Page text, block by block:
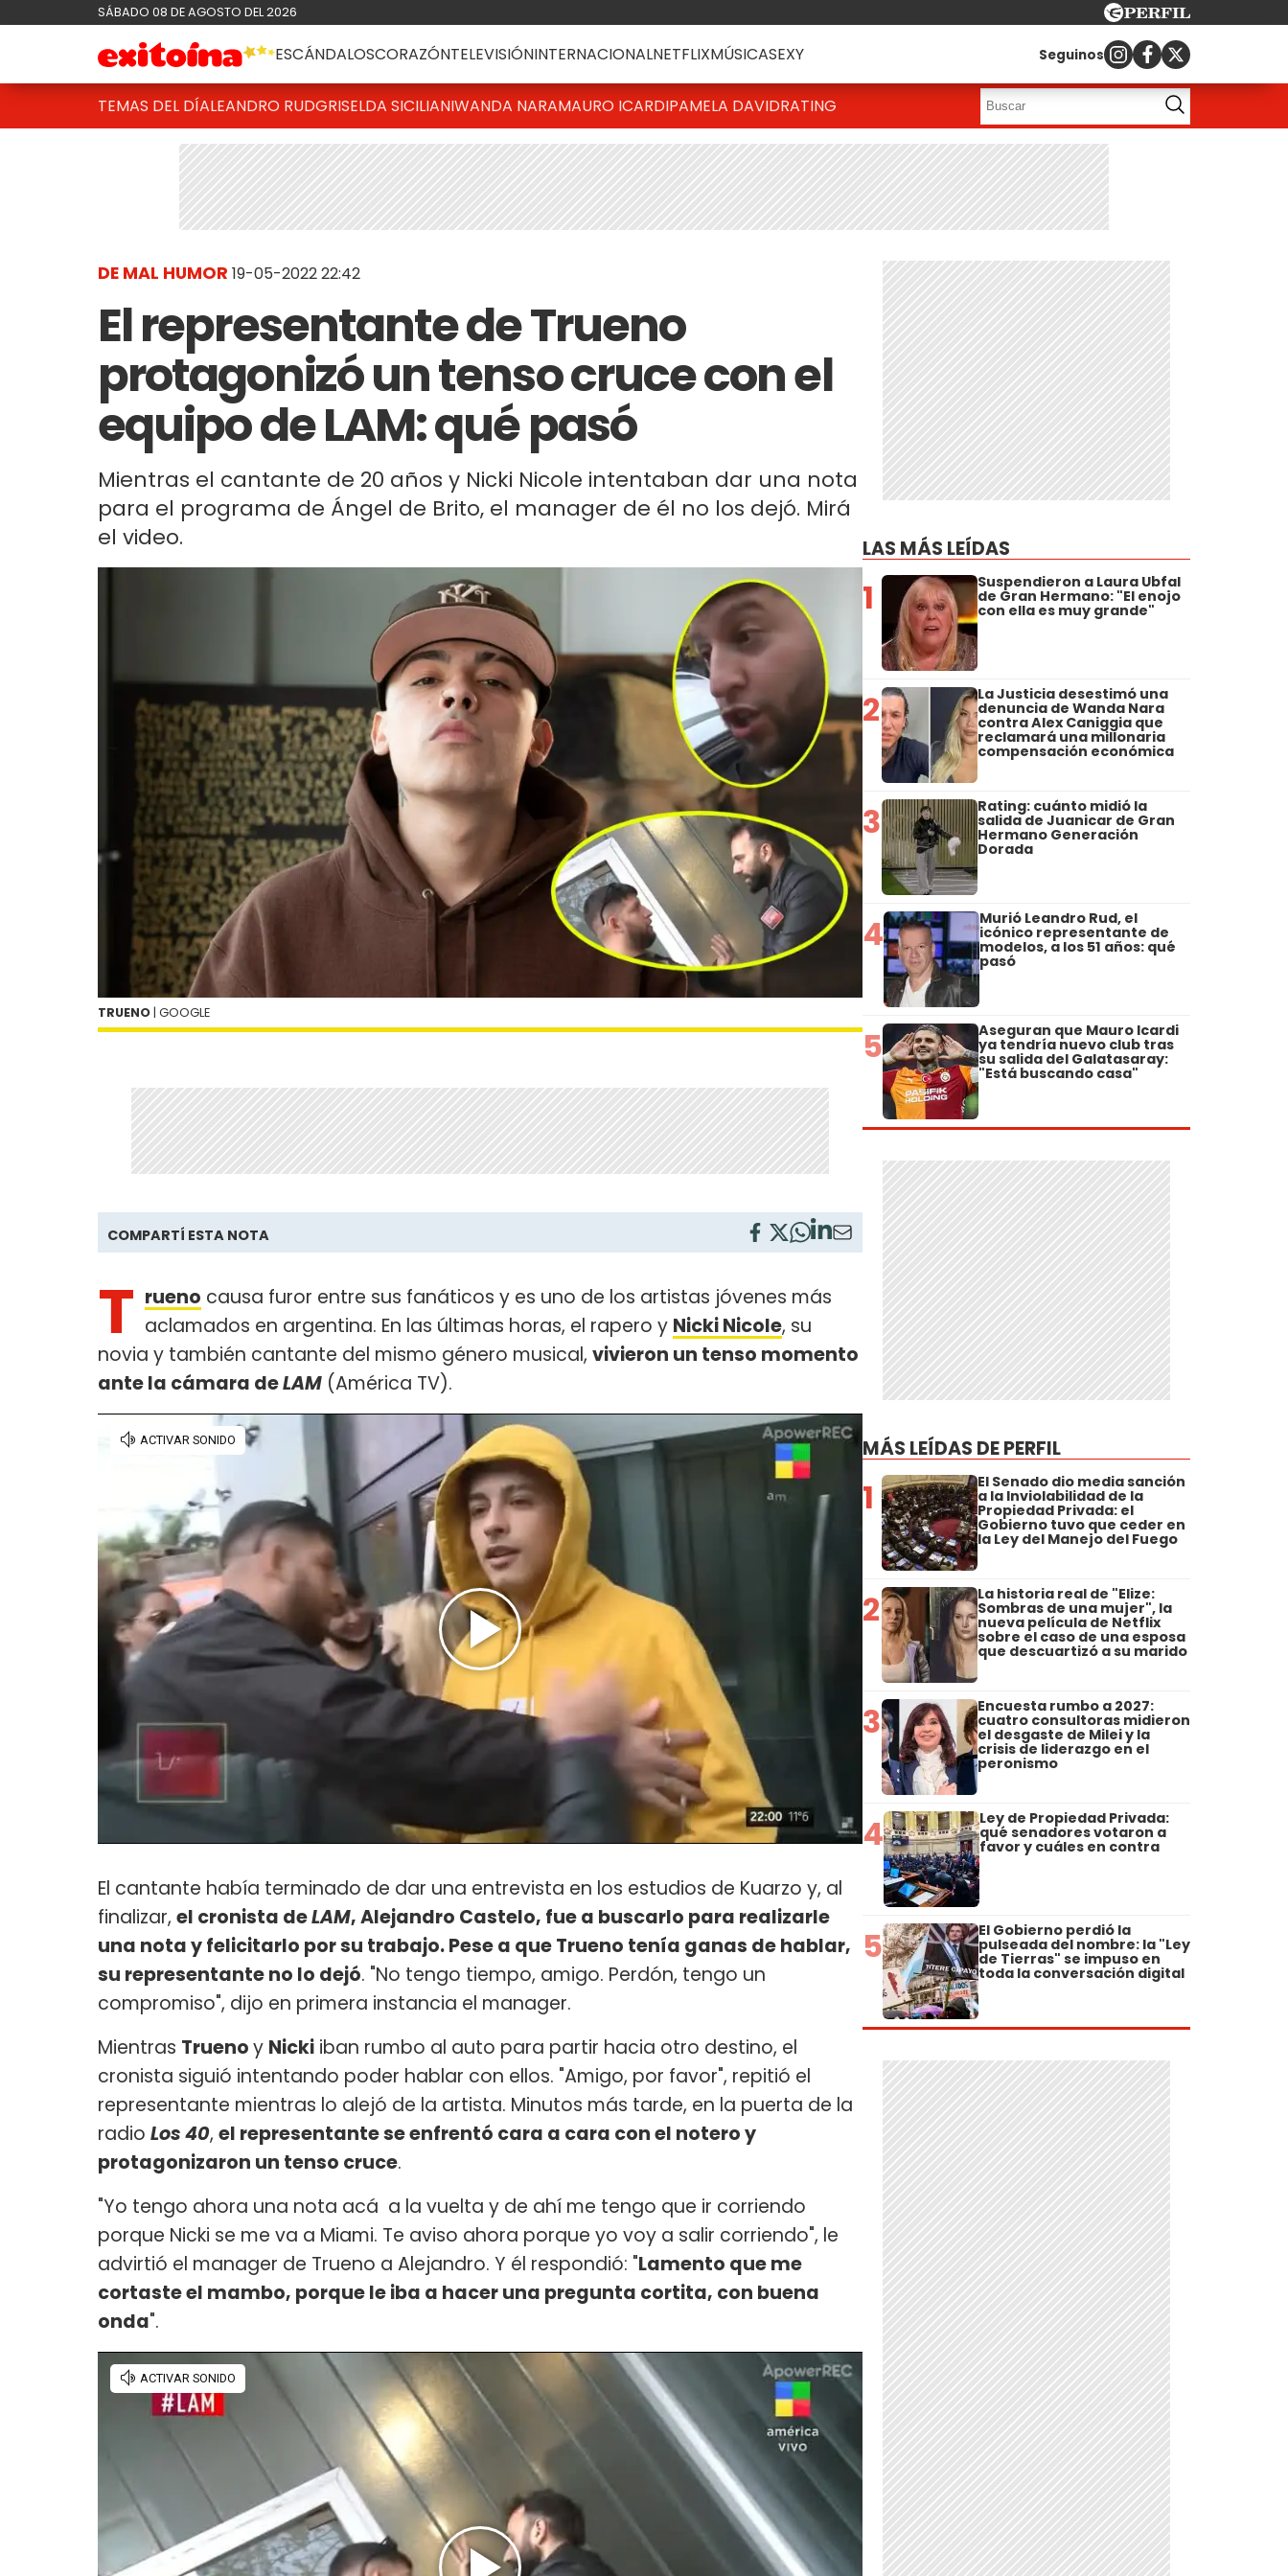
SÁBADO 08 DE AGOSTO DEL 2026
ESCÁNDALOSCORAZÓNTELEVISIÓNINTERNACIONALNETFLIXMÚSICASEXY Seguinos
TEMAS DEL DÍALEANDRO RUDGRISELDA SICILIANIWANDA NARAMAURO ICARDIPAMELA DAVIDRATING
DE MAL HUMOR 19-05-2022 22:42
El representante de Trueno
protagonizó un tenso cruce con el
equipo de LAM: qué pasó
Mientras el cantante de 20 años y Nicki Nicole intentaban dar una nota
para el programa de Ángel de Brito, el manager de él no los dejó. Mirá
el video.
TRUENO | GOOGLE
COMPARTÍ ESTA NOTA
T rueno causa furor entre sus fanáticos y es uno de los artistas jóvenes más
aclamados en argentina. En las últimas horas, el rapero y Nicki Nicole, su
novia y también cantante del mismo género musical, vivieron un tenso momento
ante la cámara deLAM (América TV).
El cantante había terminado de dar una entrevista en los estudios de Kuarzo y, al
finalizar, el cronista deLAM, Alejandro Castelo, fue a buscarlo para realizarle
una nota y felicitarlo por su trabajo. Pese a que Trueno tenía ganas de hablar,
su representante no lo dejó. "No tengo tiempo, amigo. Perdón, tengo un
compromiso", dijo en primera instancia el manager.
Mientras Truenoy Nicki iban rumbo al auto para partir hacia otro destino, el
cronista siguió intentando poder hablar con ellos. "Amigo, por favor", repitió el
representante mientras lo alejó de la artista. Minutos más tarde, en la puerta de la
radio Los 40, el representante se enfrentó cara a cara con el notero y
protagonizaron un tenso cruce.
"Yo tengo ahora una nota acá a la vuelta y de ahí me tengo que ir corriendo
porque Nicki se me va a Miami. Te aviso ahora porque yo voy a salir corriendo", le
advirtió el manager de Trueno a Alejandro. Y él respondió: "Lamento que me
cortaste el mambo, porque le iba a hacer una pregunta cortita, con buena
onda".
LAS MÁS LEÍDAS
1 Suspendieron a Laura Ubfal
de Gran Hermano: "El enojo
con ella es muy grande"
2 La Justicia desestimó una
denuncia de Wanda Nara
contra Alex Caniggia que
reclamará una millonaria
compensación económica
3 Rating: cuánto midió la
salida de Juanicar de Gran
Hermano Generación
Dorada
4 Murió Leandro Rud, el
icónico representante de
modelos, a los 51 años: qué
pasó
5 Aseguran que Mauro Icardi
ya tendría nuevo club tras
su salida del Galatasaray:
"Está buscando casa"
MÁS LEÍDAS DE PERFIL
1 El Senado dio media sanción
a la Inviolabilidad de la
Propiedad Privada: el
Gobierno tuvo que ceder en
la Ley del Manejo del Fuego
2 La historia real de "Elize:
Sombras de una mujer", la
nueva película de Netflix
sobre el caso de una esposa
que descuartizó a su marido
3 Encuesta rumbo a 2027:
cuatro consultoras midieron
el desgaste de Milei y la
crisis de liderazgo en el
peronismo
4 Ley de Propiedad Privada:
qué senadores votaron a
favor y cuáles en contra
5 El Gobierno perdió la
pulseada del nombre: la "Ley
de Tierras" se impuso en
toda la conversación digital